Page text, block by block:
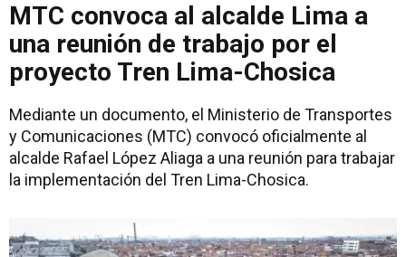
MTC convoca al alcalde Lima a
una reunión de trabajo por el
proyecto Tren Lima-Chosica
Mediante un documento, el Ministerio de Transportes
y Comunicaciones (MTC) convocó oficialmente al
alcalde Rafael López Aliaga a una reunión para trabajar
la implementación del Tren Lima-Chosica.